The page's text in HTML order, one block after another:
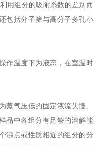
用组分的吸附系数的差别而
包括分子筛与高分子多孔小
作温度下为液态，在室温时
蒸气压低的固定液流失慢、
品中各组分有足够的溶解能
沸点或性质相近的组分的分